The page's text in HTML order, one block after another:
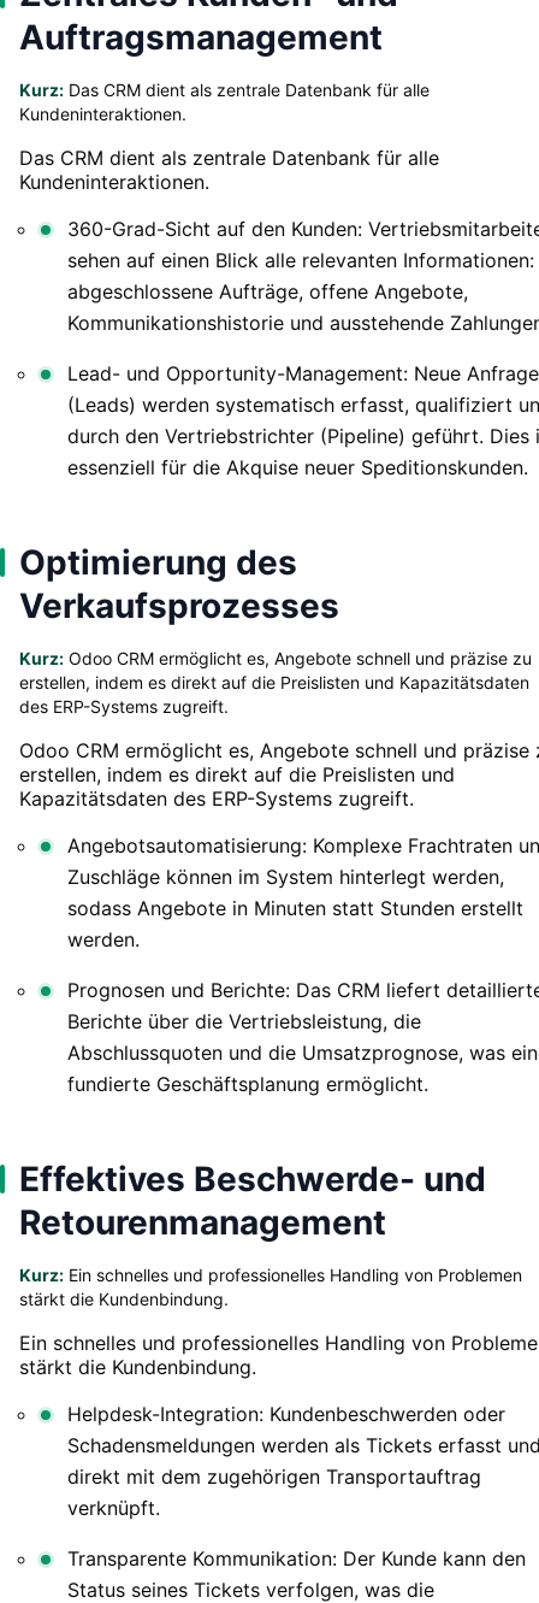
Auftragsmanagement
Kurz: Das CRM dient als zentrale Datenbank für alle
Kundeninteraktionen.
Das CRM dient als zentrale Datenbank für alle
Kundeninteraktionen.
360-Grad-Sicht auf den Kunden:
sehen auf einen Blick alle relevanten Informationen:
abgeschlossene Aufträge, offene Angebote,
Kommunikationshistorie und ausstehende
Lead- und Opportunity-Management: Neue
(Leads) werden systematisch erfasst, qualifiziert
durch den Vertriebstrichter (Pipeline) geführt. Dies
essenziell für die Akquise neuer Speditionskunden.
Optimierung des
Verkaufsprozesses
Kurz: Odoo CRM ermöglicht es, Angebote schnell und präzise zu
erstellen, indem es direkt auf die Preislisten und Kapazitätsdaten
des ERP-Systems zugreift.
Odoo CRM ermöglicht es, Angebote schnell und präzise
erstellen, indem es direkt auf die Preislisten und
Kapazitätsdaten des ERP-Systems zugreift.
Angebotsautomatisierung: Komplexe Frachtraten
Zuschläge können im System hinterlegt werden,
sodass Angebote in Minuten statt Stunden erstellt
werden.
Prognosen und Berichte: Das CRM liefert
Berichte über die Vertriebsleistung, die
Abschlussquoten und die Umsatzprognose, was
fundierte Geschäftsplanung ermöglicht.
Effektives Beschwerde- und
Retourenmanagement
Kurz: Ein schnelles und professionelles Handling von Problemen
stärkt die Kundenbindung.
Ein schnelles und professionelles Handling von
stärkt die Kundenbindung.
Helpdesk-Integration: Kundenbeschwerden oder
Schadensmeldungen werden als Tickets erfasst
direkt mit dem zugehörigen Transportauftrag
verknüpft.
Transparente Kommunikation: Der Kunde kann den
Status seines Tickets verfolgen, was die